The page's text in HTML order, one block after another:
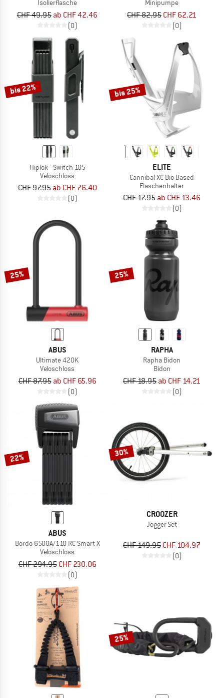
Isolierflasche
CHF 49.95 ab CHF 42.46
(0)
Minipumpe
CHF 82.95 CHF 62.21
(0)
bis 22%
Hiplok - Switch 105
Veloschloss
CHF 97.95 ab CHF 76.40
(0)
bis 25%
ELITE
Cannibal XC Bio Based
Flaschenhalter
CHF 17.95 ab CHF 13.46
(0)
25%
ABUS
Ultimate 420K
Veloschloss
CHF 87.95 ab CHF 65.96
(0)
25%
RAPHA
Rapha Bidon
Bidon
CHF 18.95 ab CHF 14.21
(0)
22%
ABUS
Bordo 6500A/110 RC Smart X
Veloschloss
CHF 294.95 CHF 230.06
(0)
30%
CROOZER
Jogger-Set
CHF 149.95 CHF 104.97
(0)
25%